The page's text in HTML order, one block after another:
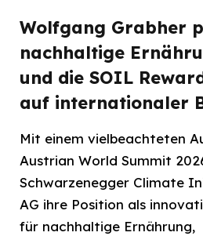
Wolfgang Grabher
nachhaltige
und die SOIL
auf internationaler
Mit einem vielbeachteten
Austrian World Summit
Schwarzenegger Climate
AG ihre Position als
für nachhaltige Ernährung,